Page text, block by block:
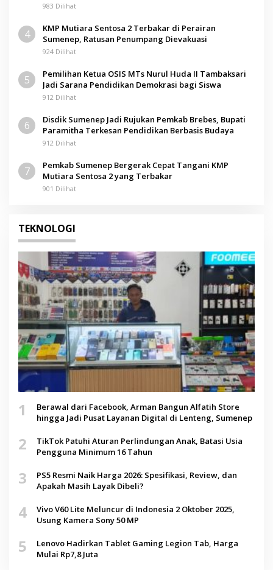
983 Dilihat
4
KMP Mutiara Sentosa 2 Terbakar di Perairan
Sumenep, Ratusan Penumpang Dievakuasi
924 Dilihat
5
Pemilihan Ketua OSIS MTs Nurul Huda II Tambaksari
Jadi Sarana Pendidikan Demokrasi bagi Siswa
912 Dilihat
6
Disdik Sumenep Jadi Rujukan Pemkab Brebes, Bupati
Paramitha Terkesan Pendidikan Berbasis Budaya
912 Dilihat
7
Pemkab Sumenep Bergerak Cepat Tangani KMP
Mutiara Sentosa 2 yang Terbakar
901 Dilihat
TEKNOLOGI
1
Berawal dari Facebook, Arman Bangun Alfatih Store
hingga Jadi Pusat Layanan Digital di Lenteng, Sumenep
2
TikTok Patuhi Aturan Perlindungan Anak, Batasi Usia
Pengguna Minimum 16 Tahun
3
PS5 Resmi Naik Harga 2026: Spesifikasi, Review, dan
Apakah Masih Layak Dibeli?
4
Vivo V60 Lite Meluncur di Indonesia 2 Oktober 2025,
Usung Kamera Sony 50 MP
5
Lenovo Hadirkan Tablet Gaming Legion Tab, Harga
Mulai Rp7,8 Juta